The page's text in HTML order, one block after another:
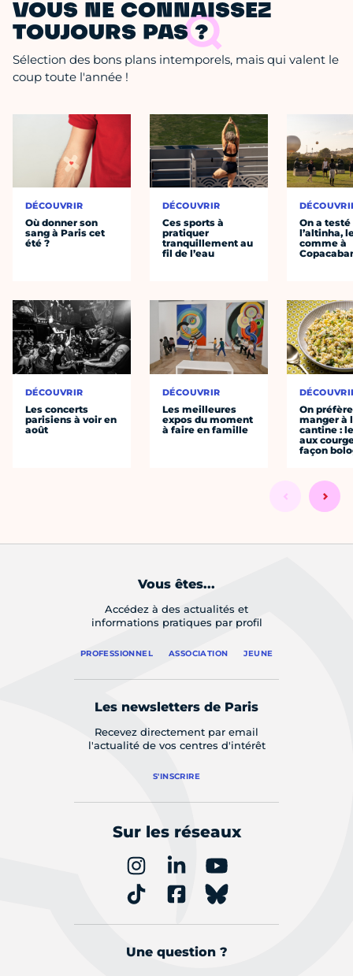
VOUS NE CONNAISSEZ
TOUJOURS PAS ?
Sélection des bons plans intemporels, mais qui valent le
coup toute l'année !
DÉCOUVRIR
Où donner son
sang à Paris cet
été ?
DÉCOUVRIR
Les concerts
parisiens à voir en
août
DÉCOUVRIR
Ces sports à
pratiquer
tranquillement au
fil de l’eau
DÉCOUVRIR
Les meilleures
expos du moment
à faire en famille
On a testé
l’altinha,
comme à
On préfère
manger à
cantine :
aux
façon
Vous êtes...
Accédez à des actualités et
informations pratiques par profil
PROFESSIONNEL ASSOCIATION JEUNE
Les newsletters de Paris
Recevez directement par email
l'actualité de vos centres d'intérêt
S'INSCRIRE
Sur les réseaux
Une question ?